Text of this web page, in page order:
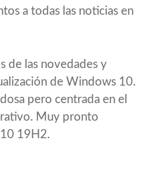
a todas las noticias en
de las novedades y
de Windows 10.
pero centrada en el
Muy pronto
19H2.